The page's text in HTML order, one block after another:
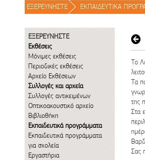
ΕΞΕΡΕΥΝΗΣΤΕ / ΕΚΠΑΙΔΕΥΤΙΚΑ
ΕΞΕΡΕΥΝΗΣΤΕ
Εκθέσεις
Μόνιμες εκθέσεις
Περιοδικές εκθέσεις
Αρχείο Εκθέσεων
Συλλογές και αρχεία
Συλλογές αντικειμένων
Οπτικοακουστικό αρχείο
Βιβλιοθήκη
Εκπαιδευτικά προγράμματα
Εκπαιδευτικά προγράμματα
για σχολεία
Εργαστήρια
Το
Τα
της
Στα
Σας